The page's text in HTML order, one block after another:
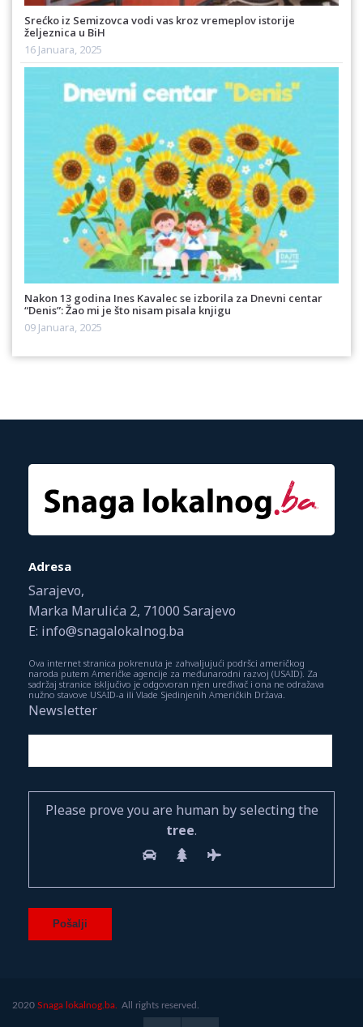
Srećko iz Semizovca vodi vas kroz vremeplov istorije
željeznica u BiH
16 Januara, 2025
Nakon 13 godina Ines Kavalec se izborila za Dnevni centar
“Denis”: Žao mi je što nisam pisala knjigu
09 Januara, 2025
Adresa
Sarajevo,
Marka Marulića 2, 71000 Sarajevo
E: info@snagalokalnog.ba
Ova internet stranica pokrenuta je zahvaljujući podršci američkog
naroda putem Američke agencije za međunarodni razvoj (USAID). Za
sadržaj stranice isključivo je odgovoran njen uređivač i ona ne odražava
nužno stavove USAID-a ili Vlade Sjedinjenih Američkih Država.
Newsletter
Please prove you are human by selecting the
tree.
2020 Snaga lokalnog.ba. All rights reserved.